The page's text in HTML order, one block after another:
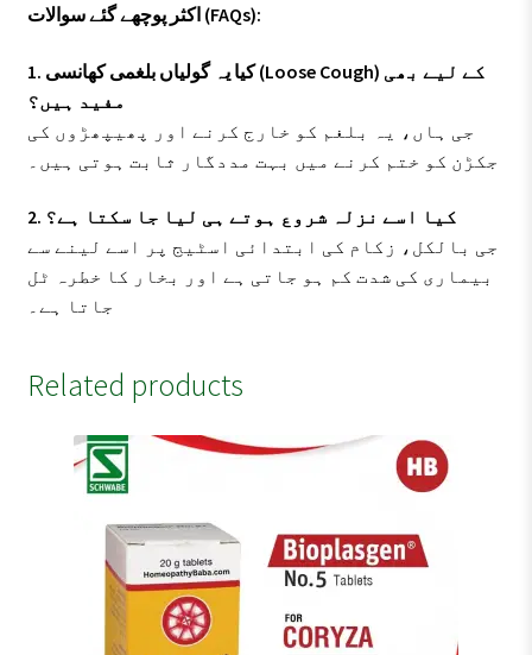
اکثر پوچھے گئے سوالات (FAQs):
1. کیا یہ گولیاں بلغمی کھانسی (Loose Cough) کے لیے بھی
مفید ہیں؟
جی ہاں، یہ بلغم کو خارج کرنے اور پھیپھڑوں کی
جکڑن کو ختم کرنے میں بہت مددگار ثابت ہوتی ہیں۔
2. کیا اسے نزلہ شروع ہوتے ہی لیا جا سکتا ہے؟
جی بالکل، زکام کی ابتدائی اسٹیج پر اسے لینے سے
بیماری کی شدت کم ہو جاتی ہے اور بخار کا خطرہ ٹل
جاتا ہے۔
Related products